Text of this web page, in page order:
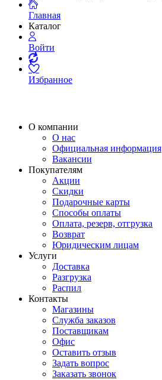
Главная
Каталог
Войти
Избранное
О компании
О нас
Официальная информация
Вакансии
Покупателям
Акции
Скидки
Подарочные карты
Способы оплаты
Оплата, резерв, отгрузка
Возврат
Юридическим лицам
Услуги
Доставка
Разгрузка
Распил
Контакты
Магазины
Служба заказов
Поставщикам
Офис
Оставить отзыв
Задать вопрос
Заказать звонок